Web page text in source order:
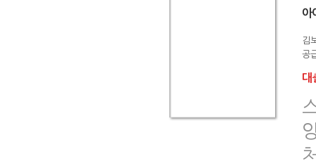
아
김
공
대